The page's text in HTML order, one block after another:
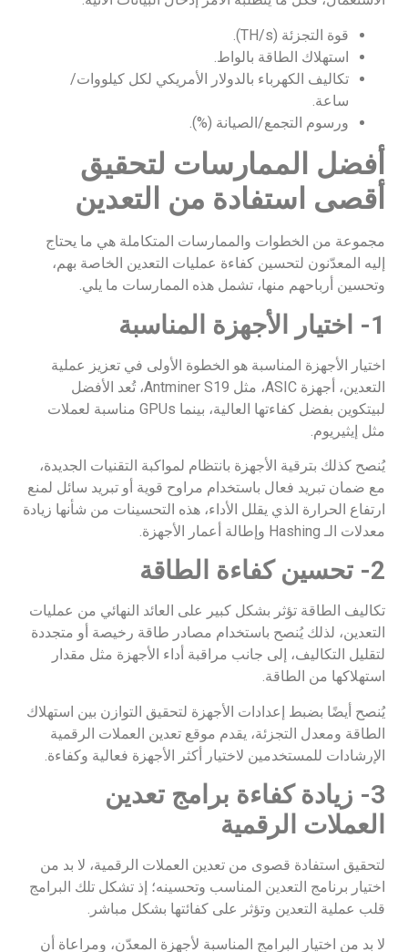
قوة التجزئة (TH/s).
استهلاك الطاقة بالواط.
تكاليف الكهرباء بالدولار الأمريكي لكل كيلووات/
ساعة.
ورسوم التجمع/الصيانة (%).
أفضل الممارسات لتحقيق
أقصى استفادة من التعدين
مجموعة من الخطوات والممارسات المتكاملة هي ما يحتاج
إليه المعدّنون لتحسين كفاءة عمليات التعدين الخاصة بهم،
وتحسين أرباحهم منها، تشمل هذه الممارسات ما يلي.
1- اختيار الأجهزة المناسبة
اختيار الأجهزة المناسبة هو الخطوة الأولى في تعزيز عملية
التعدين، أجهزة ASIC، مثل Antminer S19، تُعد الأفضل
لبيتكوين بفضل كفاءتها العالية، بينما GPUs مناسبة لعملات
مثل إيثيريوم.
يُنصح كذلك بترقية الأجهزة بانتظام لمواكبة التقنيات الجديدة،
مع ضمان تبريد فعال باستخدام مراوح قوية أو تبريد سائل لمنع
ارتفاع الحرارة الذي يقلل الأداء، هذه التحسينات من شأنها زيادة
معدلات الـ Hashing وإطالة أعمار الأجهزة.
2- تحسين كفاءة الطاقة
تكاليف الطاقة تؤثر بشكل كبير على العائد النهائي من عمليات
التعدين، لذلك يُنصح باستخدام مصادر طاقة رخيصة أو متجددة
لتقليل التكاليف، إلى جانب مراقبة أداء الأجهزة مثل مقدار
استهلاكها من الطاقة.
يُنصح أيضًا بضبط إعدادات الأجهزة لتحقيق التوازن بين استهلاك
الطاقة ومعدل التجزئة، يقدم موقع تعدين العملات الرقمية
الإرشادات للمستخدمين لاختيار أكثر الأجهزة فعالية وكفاءة.
3- زيادة كفاءة برامج تعدين
العملات الرقمية
لتحقيق استفادة قصوى من تعدين العملات الرقمية، لا بد من
اختيار برنامج التعدين المناسب وتحسينه؛ إذ تشكل تلك البرامج
قلب عملية التعدين وتؤثر على كفائتها بشكل مباشر.
لا بد من اختيار البرامج المناسبة لأجهزة المعدّن، ومراعاة أن